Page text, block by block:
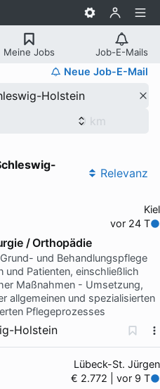
Meine Jobs Job-E-Mails
Neue Job-E-Mail
Holstein
Relevanz
Kiel
vor 24 T
/ Orthopädie
und Behandlungspflege
und Patienten, einschließlich
Maßnahmen - Umsetzung,
allgemeinen und spezialisierten
Pflegeprozesses
Holstein
Lübeck-St. Jürgen
€ 2.772 | vor 9 T